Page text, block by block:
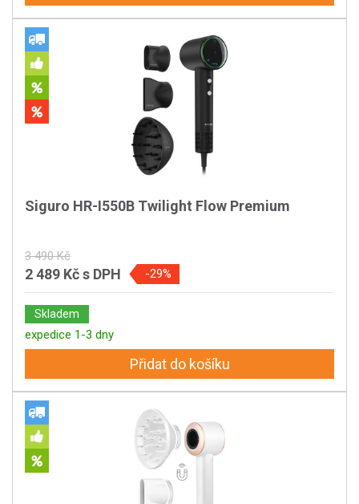
Siguro HR-I550B Twilight Flow Premium
3 490 Kč
2 489 Kčs DPH -29%
Skladem
expedice 1-3 dny
Přidat do košíku